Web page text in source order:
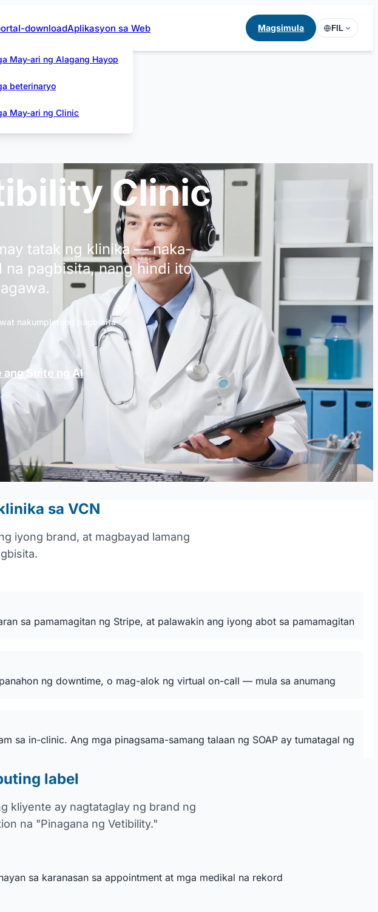
May-ari ng Alagang Hayop
beterinaryo
May-ari ng Clinic
I-downloadAplikasyon sa Web Magsimula FIL
Clinic
tatak ng klinika — naka-
na pagbisita, nang hindi ito
nakumpletong pagbisita
ang Suite ng AI
sa VCN
iyong brand, at magbayad lamang
sa pamamagitan ng Stripe, at palawakin ang iyong abot sa pamamagitan
ng downtime, o mag-alok ng virtual on-call — mula sa anumang
sa in-clinic. Ang mga pinagsama-samang talaan ng SOAP ay tumatagal ng
label
kliyente ay nagtataglay ng brand ng
na "Pinagana ng Vetibility."
sa karanasan sa appointment at mga medikal na rekord